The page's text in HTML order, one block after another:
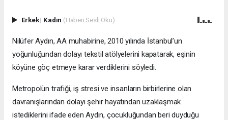
Erkek| Kadın (Haberi Sesli Oku)
Nilüfer Aydın, AA muhabirine, 2010 yılında İstanbul’un
yoğunluğundan dolayı tekstil atölyelerini kapatarak, eşinin
köyüne göç etmeye karar verdiklerini söyledi.
Metropolün trafiği, iş stresi ve insanların birbirlerine olan
davranışlarından dolayı şehir hayatından uzaklaşmak
istediklerini ifade eden Aydın, çocukluğundan beri duyduğu